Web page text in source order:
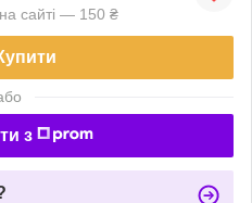
сайті — 150 ₴
з